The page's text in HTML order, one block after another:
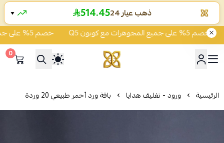
خصم 5% على جميع المجوهرات مع كوبون Q5 خصم 5% على جميع المجوهرات مع كوبون Q5
شركة قمة زاوية الشفاء
0
الرئيسية ورود - تغليف هدايا باقة ورد أحمر طبيعي 20 وردة
ذهب عيار 24 514.45
▼